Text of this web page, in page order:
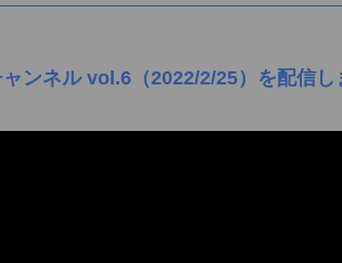
ャンネル vol.6（2022/2/25）を配信し